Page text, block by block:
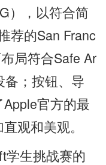
），以符合简
荐的San Franc
局符合Safe Ar
备；按钮、导
官方的最
观和美观。
生挑战赛的